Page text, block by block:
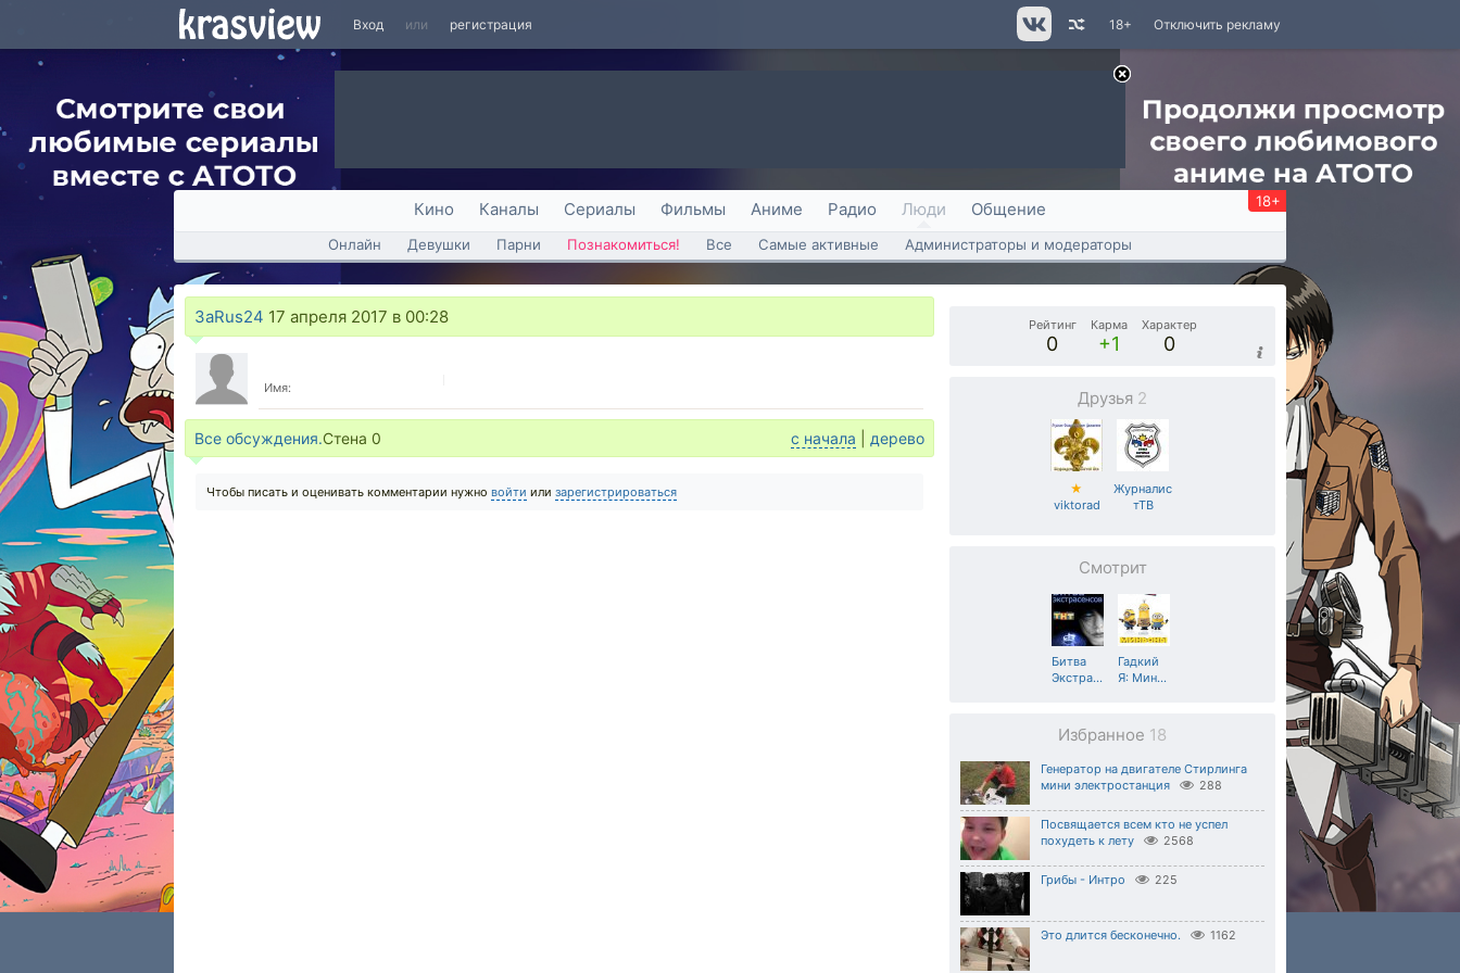
Вход или регистрация Отключить рекламу
18+
Кино Каналы Сериалы Фильмы Аниме Радио Люди Общение 18+
Онлайн Девушки Парни Познакомиться! Все Самые активные Администраторы и модераторы
3aRus24 17 апреля 2017 в 00:28
Имя:
Все обсуждения.Стена 0 с начала дерево
Чтобы писать и оценивать комментарии нужно войти или зарегистрироваться
Рейтинг
0
Карма
+1
Характер
0
Друзья 2
★
viktorad
Журналис
тТВ
Смотрит
Битва
Экстра…
Гадкий
Я: Мин…
Избранное 18
Генератор на двигателе Стирлинга
мини электростанция
288
Посвящается всем кто не успел
похудеть к лету
2568
Грибы - Интро 225
Это длится бесконечно. 1162